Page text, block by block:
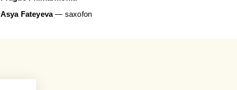
Asya Fateyeva— saxofon